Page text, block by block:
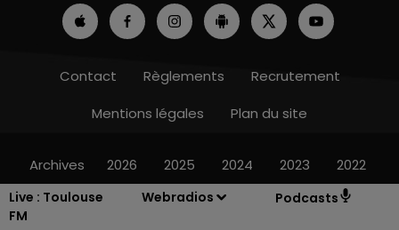
Live : Toulouse
FM
Webradios Podcasts
Contact Règlements
Recrutement
Mentions légales
Plan du site
Archives 2026 2025 2024 2023 2022